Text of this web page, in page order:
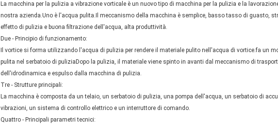
La macchina per la pulizia a vibrazione vorticale è un nuovo tipo di macchina per la pulizia e la
nostra azienda.Uno è l'acqua pulita.Il meccanismo della macchina è semplice, basso tasso di guasto,
effetto di pulizia e buona filtrazione dell'acqua, alta produttività.
Due - Principio di funzionamento:
Il vortice si forma utilizzando l'acqua di pulizia per rendere il materiale pulito nell'acqua di vortice.fa un
pulita nel serbatoio di puliziaDopo la pulizia, il materiale viene spinto in avanti dal meccanismo di
dell'idrodinamica e espulso dalla macchina di pulizia.
Tre - Strutture principali:
La macchina è composta da un telaio, un serbatoio di pulizia, una pompa dell'acqua, un serbatoio di
vibrazioni, un sistema di controllo elettrico e un interruttore di comando.
Quattro - Principali parametri tecnici: